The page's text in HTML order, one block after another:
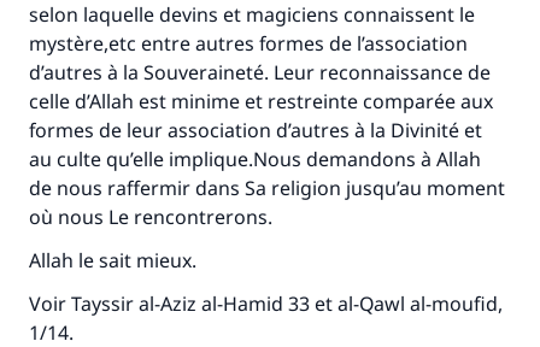
selon laquelle devins et magiciens connaissent le
mystère,etc entre autres formes de l’association
d’autres à la Souveraineté. Leur reconnaissance de
celle d’Allah est minime et restreinte comparée aux
formes de leur association d’autres à la Divinité et
au culte qu’elle implique.Nous demandons à Allah
de nous raffermir dans Sa religion jusqu’au moment
où nous Le rencontrerons.
Allah le sait mieux.
VoirTayssir al-Aziz al-Hamid 33 etal-Qawl al-moufid,
1/14.